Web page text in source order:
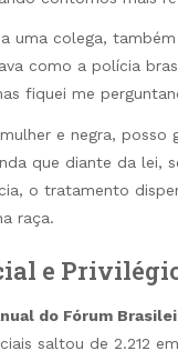
uma colega,
como a polícia
fiquei me
e negra,
que diante da lei,
o tratamento
raça.
e
do Fórum
saltou de 2.212